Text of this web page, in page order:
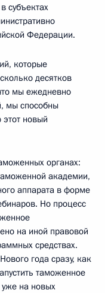
субъектах
Федерации.
которые
десятков
мы ежедневно
мы способны
этот новый
органах:
академии,
аппарата в форме
Но процесс
на иной правовой
средствах.
года сразу, как
таможенное
на новых